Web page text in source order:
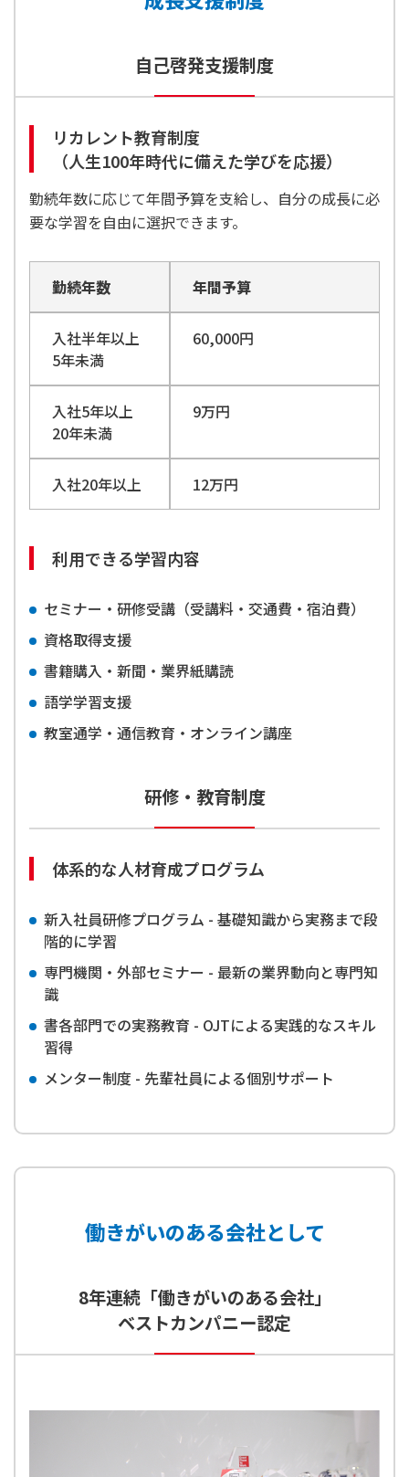
自己啓発支援制度
リカレント教育制度
（人生100年時代に備えた学びを応援）
勤続年数に応じて年間予算を支給し、自分の成長に必
要な学習を自由に選択できます。
勤続年数 年間予算
入社半年以上
5年未満
60,000円
入社5年以上
20年未満
9万円
入社20年以上 12万円
利用できる学習内容
セミナー・研修受講（受講料・交通費・宿泊費）
資格取得支援
書籍購入・新聞・業界紙購読
語学学習支援
教室通学・通信教育・オンライン講座
研修・教育制度
体系的な人材育成プログラム
新入社員研修プログラム - 基礎知識から実務まで段
階的に学習
専門機関・外部セミナー - 最新の業界動向と専門知
識
書各部門での実務教育 - OJTによる実践的なスキル
習得
メンター制度 - 先輩社員による個別サポート
働きがいのある会社として
8年連続「働きがいのある会社」
ベストカンパニー認定